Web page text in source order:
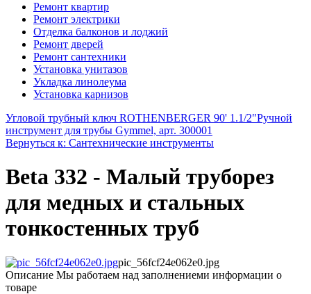
Ремонт квартир
Ремонт электрики
Отделка балконов и лоджий
Ремонт дверей
Ремонт сантехники
Установка унитазов
Укладка линолеума
Установка карнизов
Угловой трубный ключ ROTHENBERGER 90' 1.1/2"Ручной
инструмент для трубы Gymmel, арт. 300001
Вернуться к: Сантехнические инструменты
Beta 332 - Малый труборез
для медных и стальных
тонкостенных труб
pic_56fcf24e062e0.jpg
Описание Мы работаем над заполнениеми информации о
товаре